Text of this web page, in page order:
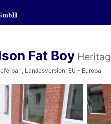
Fat Boy
, Landesversion: EU - Europa